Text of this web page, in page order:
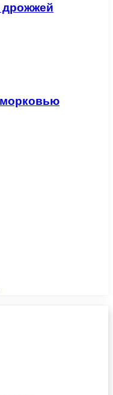
дрожжей
морковью